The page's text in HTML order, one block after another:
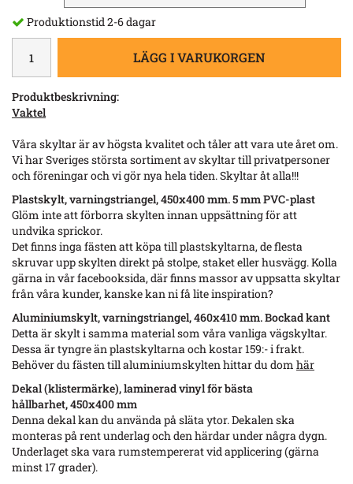
Produktionstid 2-6 dagar
LÄGG I VARUKORGEN
Produktbeskrivning:
Vaktel
Våra skyltar är av högsta kvalitet och tåler att vara ute året om.
Vi har Sveriges största sortiment av skyltar till privatpersoner
och föreningar och vi gör nya hela tiden. Skyltar åt alla!!!
Plastskylt, varningstriangel, 450x400 mm. 5 mm PVC-plast
Glöm inte att förborra skylten innan uppsättning för att
undvika sprickor.
Det finns inga fästen att köpa till plastskyltarna, de flesta
skruvar upp skylten direkt på stolpe, staket eller husvägg. Kolla
gärna in vår facebooksida, där finns massor av uppsatta skyltar
från våra kunder, kanske kan ni få lite inspiration?
Aluminiumskylt, varningstriangel, 460x410 mm. Bockad kant
Detta är skylt i samma material som våra vanliga vägskyltar.
Dessa är tyngre än plastskyltarna och kostar 159:- i frakt.
Behöver du fästen till aluminiumskylten hittar du dom här
Dekal (klistermärke), laminerad vinyl för bästa
hållbarhet, 450x400 mm
Denna dekal kan du använda på släta ytor. Dekalen ska
monteras på rent underlag och den härdar under några dygn.
Underlaget ska vara rumstempererat vid applicering (gärna
minst 17 grader).